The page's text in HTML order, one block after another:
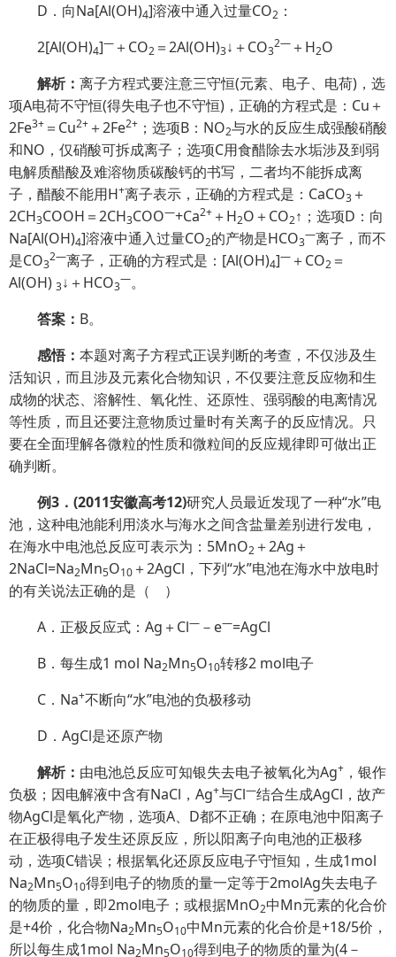
D．向Na[Al(OH)4]溶液中通入过量CO2 ：
2[Al(OH)4]— ＋CO2 ＝2Al(OH)3↓＋CO3
2— ＋H2O
解析： 离子方程式要注意三守恒(元素、电子、电荷)，选
项A电荷不守恒(得失电子也不守恒)，正确的方程式是：Cu＋
2Fe3+ ＝Cu2+ ＋2Fe2+ ；选项B：NO2与水的反应生成强酸硝酸
和NO，仅硝酸可拆成离子；选项C用食醋除去水垢涉及到弱
电解质醋酸及难溶物质碳酸钙的书写，二者均不能拆成离
子，醋酸不能用H+离子表示，正确的方程式是：CaCO3 ＋
2CH3COOH＝2CH3COO—+Ca2+ ＋H2O＋CO2↑；选项D：向
Na[Al(OH)4]溶液中通入过量CO2的产物是HCO3
—离子，而不
是CO3
2—离子，正确的方程式是：[Al(OH)4]— ＋CO2 ＝
Al(OH) 3↓＋HCO3
—。
答案： B。
感悟： 本题对离子方程式正误判断的考查，不仅涉及生
活知识，而且涉及元素化合物知识，不仅要注意反应物和生
成物的状态、溶解性、氧化性、还原性、强弱酸的电离情况
等性质，而且还要注意物质过量时有关离子的反应情况。只
要在全面理解各微粒的性质和微粒间的反应规律即可做出正
确判断。
例3 ． (2011安徽高考12)研究人员最近发现了一种“水”电
池，这种电池能利用淡水与海水之间含盐量差别进行发电，
在海水中电池总反应可表示为：5MnO2 ＋2Ag＋
2NaCl=Na2Mn5O10 ＋2AgCl，下列“水”电池在海水中放电时
的有关说法正确的是（
）
A．正极反应式：Ag＋Cl— －e—=AgCl
B．每生成1 mol Na2Mn5O10转移2 mol电子
C．Na+不断向“水”电池的负极移动
D．AgCl是还原产物
解析： 由电池总反应可知银失去电子被氧化为Ag+ ，银作
负极；因电解液中含有NaCl，Ag+与Cl—结合生成AgCl，故产
物AgCl是氧化产物，选项A、D都不正确；在原电池中阳离子
在正极得电子发生还原反应，所以阳离子向电池的正极移
动，选项C错误；根据氧化还原反应电子守恒知，生成1mol
Na2Mn5O10得到电子的物质的量一定等于2molAg失去电子
的物质的量，即2mol电子；或根据MnO2中Mn元素的化合价
是+4价，化合物Na2Mn5O10中Mn元素的化合价是+18/5价，
所以每生成1mol Na2Mn5O10得到电子的物质的量为(4－